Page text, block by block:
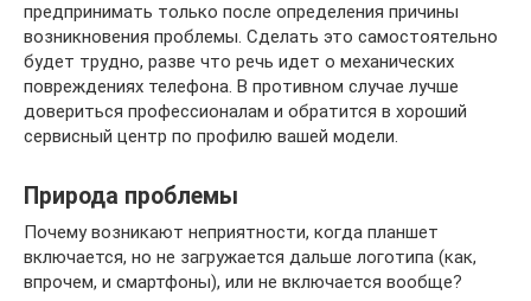
предпринимать только после определения причины
возникновения проблемы. Сделать это самостоятельно
будет трудно, разве что речь идет о механических
повреждениях телефона. В противном случае лучше
довериться профессионалам и обратится в хороший
сервисный центр по профилю вашей модели.
Природа проблемы
Почему возникают неприятности, когда планшет
включается, но не загружается дальше логотипа (как,
впрочем, и смартфоны), или не включается вообще?